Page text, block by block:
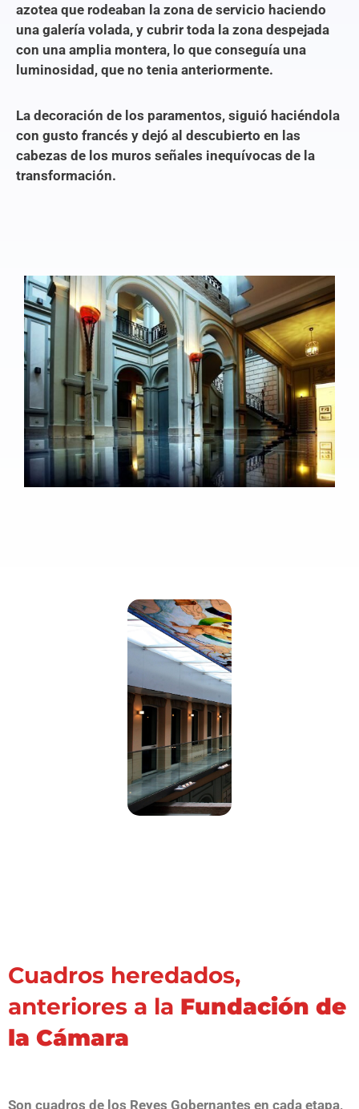
azotea que rodeaban la zona de servicio haciendo
una galería volada, y cubrir toda la zona despejada
con una amplia montera, lo que conseguía una
luminosidad, que no tenia anteriormente.
La decoración de los paramentos, siguió haciéndola
con gusto francés y dejó al descubierto en las
cabezas de los muros señales inequívocas de la
transformación.
Cuadros heredados,
anteriores a la Fundación de
la Cámara
Son cuadros de los Reyes Gobernantes en cada etapa,